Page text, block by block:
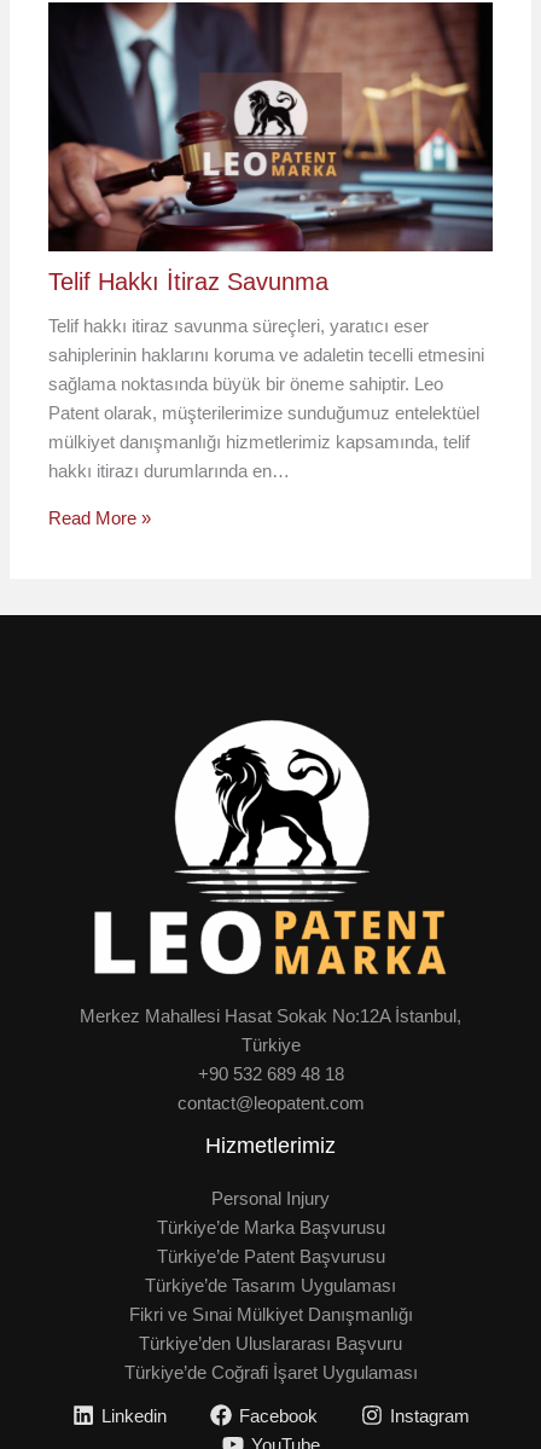
Telif Hakkı İtiraz Savunma
Telif hakkı itiraz savunma süreçleri, yaratıcı eser
sahiplerinin haklarını koruma ve adaletin tecelli etmesini
sağlama noktasında büyük bir öneme sahiptir. Leo
Patent olarak, müşterilerimize sunduğumuz entelektüel
mülkiyet danışmanlığı hizmetlerimiz kapsamında, telif
hakkı itirazı durumlarında en…
Read More »
Merkez Mahallesi Hasat Sokak No:12A İstanbul,
Türkiye
+90 532 689 48 18
contact@leopatent.com
Hizmetlerimiz
Personal Injury
Türkiye’de Marka Başvurusu
Türkiye’de Patent Başvurusu
Türkiye’de Tasarım Uygulaması
Fikri ve Sınai Mülkiyet Danışmanlığı
Türkiye’den Uluslararası Başvuru
Türkiye’de Coğrafi İşaret Uygulaması
Linkedin Facebook
Instagram
YouTube